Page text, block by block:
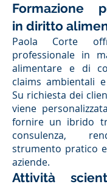
Formazione
in diritto
Paola Corte
professionale in
alimentare e di
claims ambientali
Su richiesta dei
viene
fornire un ibrido
consulenza,
strumento pratico
aziende.
Attività